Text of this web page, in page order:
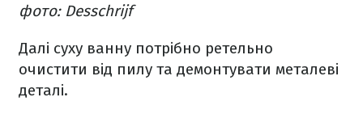
фото: Desschrijf
Далі суху ванну потрібно ретельно
очистити від пилу та демонтувати металеві
деталі.